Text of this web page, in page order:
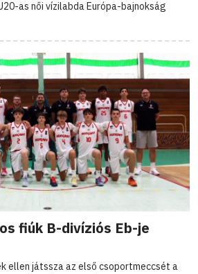
as női vízilabda Európa-bajnokság
fiúk B-divíziós Eb-je
ellen játssza az első csoportmeccsét a